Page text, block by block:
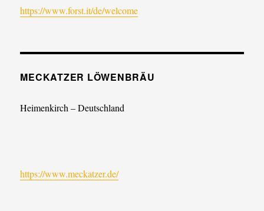
https://www.forst.it/de/welcome
MECKATZER LÖWENBRÄU
Heimenkirch – Deutschland
https://www.meckatzer.de/